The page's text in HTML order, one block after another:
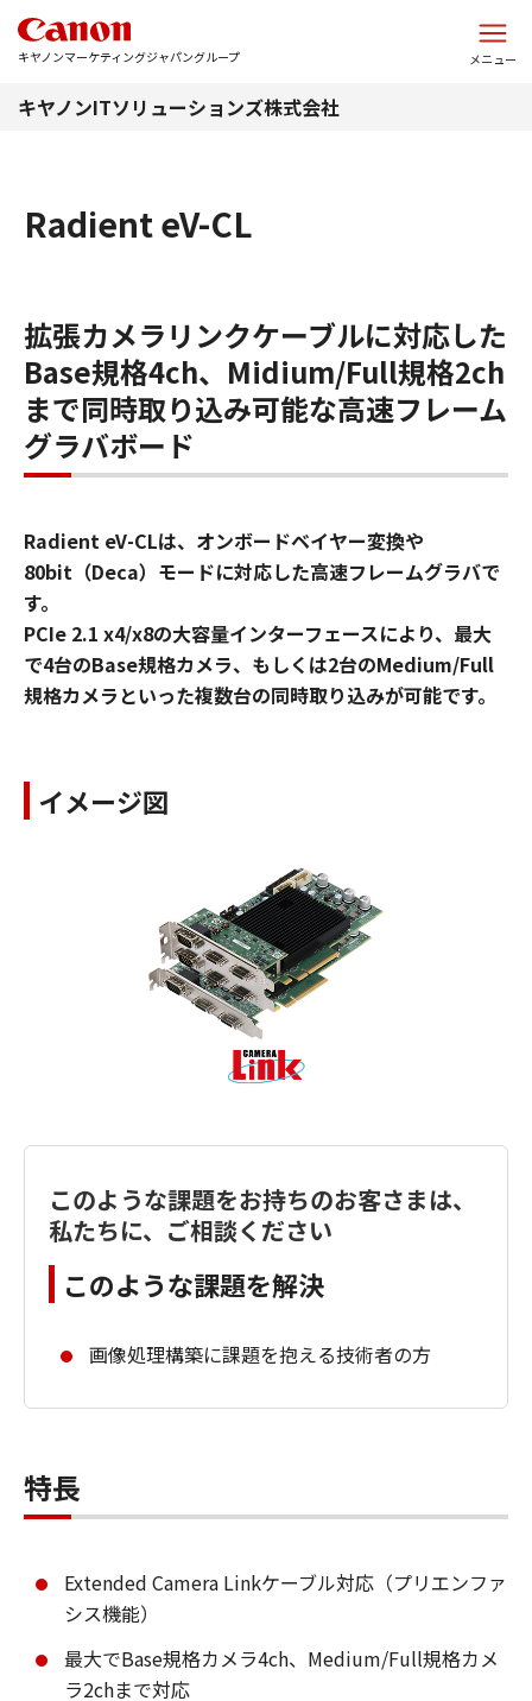
キヤノンマーケティングジャパングループ メニュー
キヤノンITソリューションズ株式会社
Radient eV-CL
拡張カメラリンクケーブルに対応した
Base規格4ch、Midium/Full規格2ch
まで同時取り込み可能な高速フレーム
グラバボード
Radient eV-CLは、オンボードベイヤー変換や
80bit（Deca）モードに対応した高速フレームグラバで
す。
PCIe 2.1 x4/x8の大容量インターフェースにより、最大
で4台のBase規格カメラ、もしくは2台のMedium/Full
規格カメラといった複数台の同時取り込みが可能です。
イメージ図
このような課題をお持ちのお客さまは、
私たちに、ご相談ください
このような課題を解決
画像処理構築に課題を抱える技術者の方
特長
Extended Camera Linkケーブル対応（プリエンファ
シス機能）
最大でBase規格カメラ4ch、Medium/Full規格カメ
ラ2chまで対応